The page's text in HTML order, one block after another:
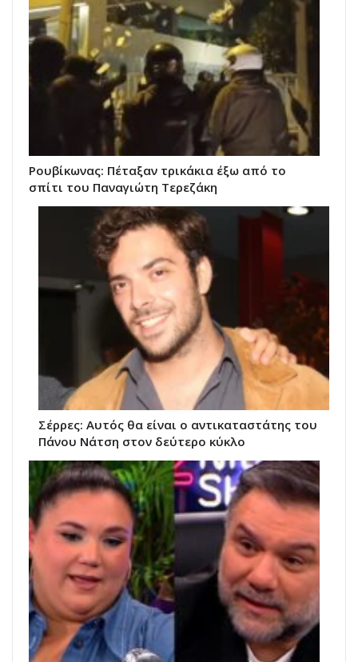
Ρουβίκωνας: Πέταξαν τρικάκια έξω από το
σπίτι του Παναγιώτη Τερεζάκη
Σέρρες: Αυτός θα είναι ο αντικαταστάτης του
Πάνου Νάτση στον δεύτερο κύκλο